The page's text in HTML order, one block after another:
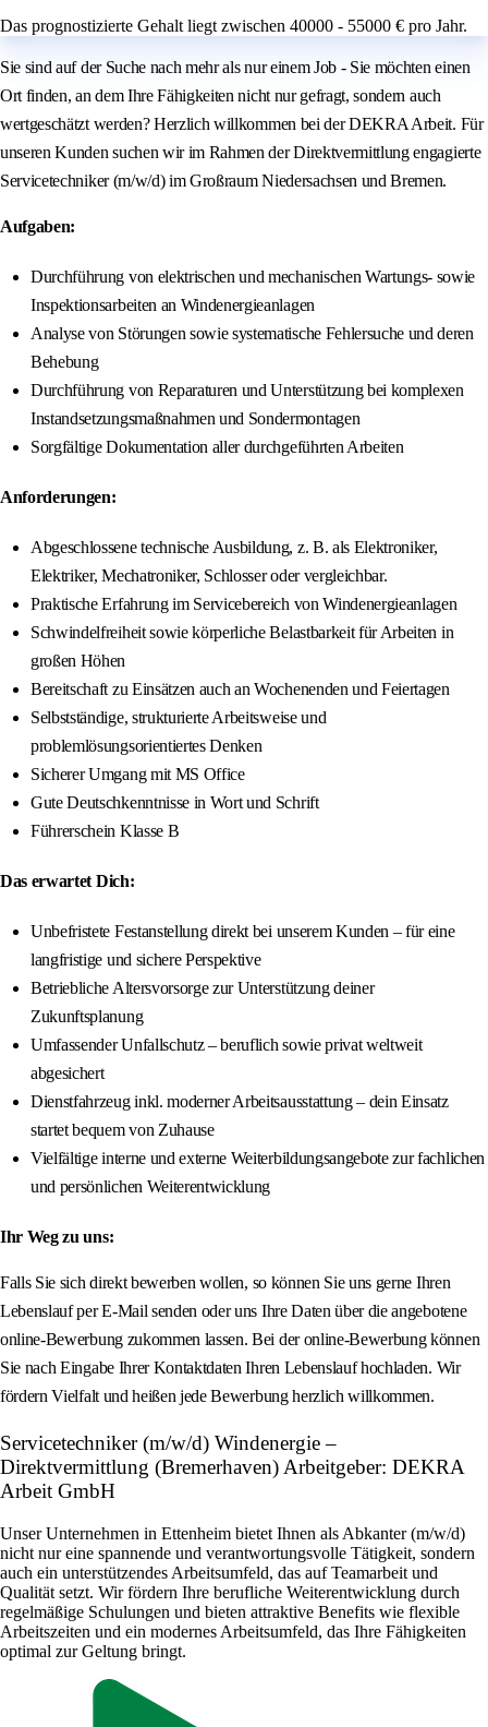
Das prognostizierte Gehalt liegt zwischen 40000 - 55000 € pro Jahr.
Sie sind auf der Suche nach mehr als nur einem Job - Sie möchten einen
Ort finden, an dem Ihre Fähigkeiten nicht nur gefragt, sondern auch
wertgeschätzt werden? Herzlich willkommen bei der DEKRA Arbeit. Für
unseren Kunden suchen wir im Rahmen der Direktvermittlung engagierte
Servicetechniker (m/w/d) im Großraum Niedersachsen und Bremen.
Aufgaben:
Durchführung von elektrischen und mechanischen Wartungs- sowie
Inspektionsarbeiten an Windenergieanlagen
Analyse von Störungen sowie systematische Fehlersuche und deren
Behebung
Durchführung von Reparaturen und Unterstützung bei komplexen
Instandsetzungsmaßnahmen und Sondermontagen
Sorgfältige Dokumentation aller durchgeführten Arbeiten
Anforderungen:
Abgeschlossene technische Ausbildung, z. B. als Elektroniker,
Elektriker, Mechatroniker, Schlosser oder vergleichbar.
Praktische Erfahrung im Servicebereich von Windenergieanlagen
Schwindelfreiheit sowie körperliche Belastbarkeit für Arbeiten in
großen Höhen
Bereitschaft zu Einsätzen auch an Wochenenden und Feiertagen
Selbstständige, strukturierte Arbeitsweise und
problemlösungsorientiertes Denken
Sicherer Umgang mit MS Office
Gute Deutschkenntnisse in Wort und Schrift
Führerschein Klasse B
Das erwartet Dich:
Unbefristete Festanstellung direkt bei unserem Kunden – für eine
langfristige und sichere Perspektive
Betriebliche Altersvorsorge zur Unterstützung deiner
Zukunftsplanung
Umfassender Unfallschutz – beruflich sowie privat weltweit
abgesichert
Dienstfahrzeug inkl. moderner Arbeitsausstattung – dein Einsatz
startet bequem von Zuhause
Vielfältige interne und externe Weiterbildungsangebote zur fachlichen
und persönlichen Weiterentwicklung
Ihr Weg zu uns:
Falls Sie sich direkt bewerben wollen, so können Sie uns gerne Ihren
Lebenslauf per E-Mail senden oder uns Ihre Daten über die angebotene
online-Bewerbung zukommen lassen. Bei der online-Bewerbung können
Sie nach Eingabe Ihrer Kontaktdaten Ihren Lebenslauf hochladen. Wir
fördern Vielfalt und heißen jede Bewerbung herzlich willkommen.
Servicetechniker (m/w/d) Windenergie –
Direktvermittlung (Bremerhaven) Arbeitgeber: DEKRA
Arbeit GmbH
Unser Unternehmen in Ettenheim bietet Ihnen als Abkanter (m/w/d)
nicht nur eine spannende und verantwortungsvolle Tätigkeit, sondern
auch ein unterstützendes Arbeitsumfeld, das auf Teamarbeit und
Qualität setzt. Wir fördern Ihre berufliche Weiterentwicklung durch
regelmäßige Schulungen und bieten attraktive Benefits wie flexible
Arbeitszeiten und ein modernes Arbeitsumfeld, das Ihre Fähigkeiten
optimal zur Geltung bringt.